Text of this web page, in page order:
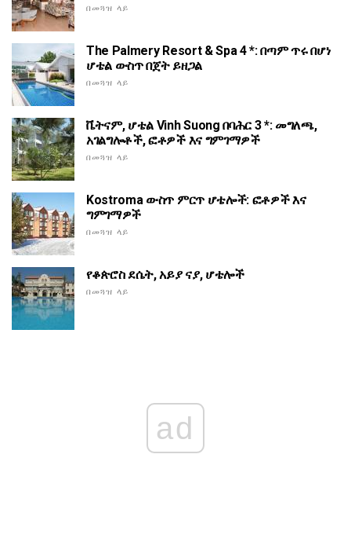
በመጓዝ ላይ
The Palmery Resort & Spa 4 *: በጣም ጥሩ በሆነ
ሆቴል ውስጥ በጀት ይዘጋል
በመጓዝ ላይ
ቬትናም, ሆቴል Vinh Suong በባሕር 3 *: መግለጫ,
አገልግሎቶች, ፎቶዎች እና ግምገማዎች
በመጓዝ ላይ
Kostroma ውስጥ ምርጥ ሆቴሎች: ፎቶዎች እና
ግምገማዎች
በመጓዝ ላይ
የቆጵሮስ ደሴት, አይያ ናያ, ሆቴሎች
በመጓዝ ላይ
ad